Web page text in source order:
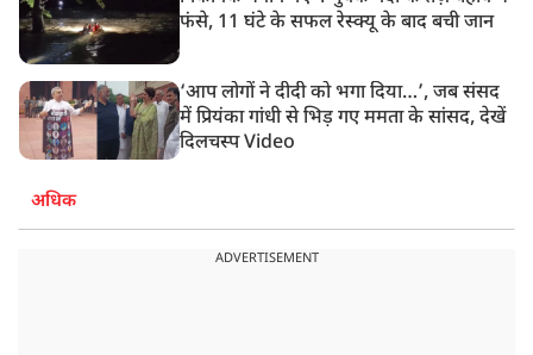
फंसे, 11 घंटे के सफल रेस्क्यू के बाद बची जान
‘आप लोगों ने दीदी को भगा दिया…’, जब संसद
में प्रियंका गांधी से भिड़ गए ममता के सांसद, देखें
दिलचस्प Video
अधिक
ADVERTISEMENT